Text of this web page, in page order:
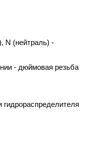
N (нейтраль) -
- дюймовая резьба